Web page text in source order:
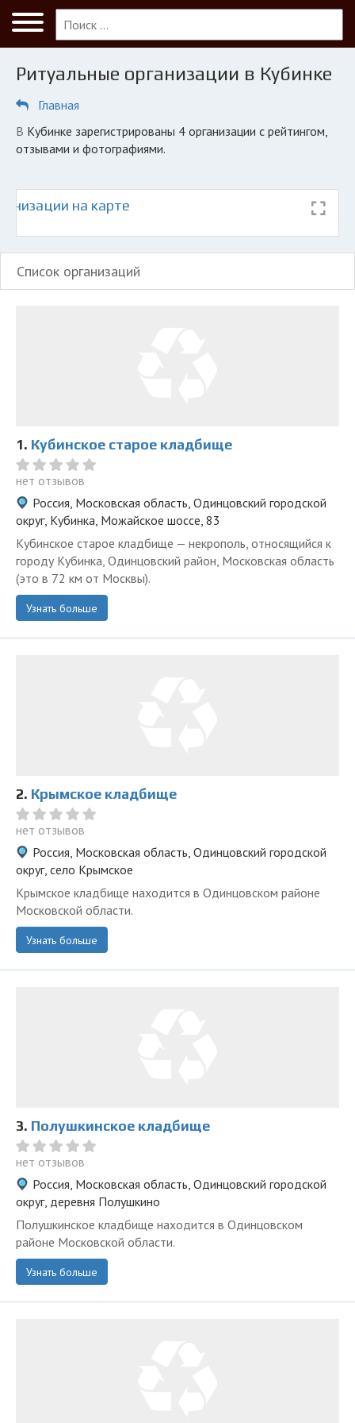
Меню
Главная
Кубинка
ПОЛЬЗОВАТЕЛЯМ
Кладбища
Личный кабинет
Ритуальные организации в Кубинке
Главная
в Кубинке зарегистрированы 4 организации с рейтингом,
отзывами и фотографиями.
на карте
Список организаций
1. Кубинское старое кладбище
нет отзывов
Россия, Московская область, Одинцовский городской
округ, Кубинка, Можайское шоссе, 83
Кубинское старое кладбище — некрополь, относящийся к
городу Кубинка, Одинцовский район, Московская область
(это в 72 км от Москвы).
Узнать больше
2. Крымское кладбище
нет отзывов
Россия, Московская область, Одинцовский городской
округ, село Крымское
Крымское кладбище находится в Одинцовском районе
Московской области.
Узнать больше
3. Полушкинское кладбище
нет отзывов
Россия, Московская область, Одинцовский городской
округ, деревня Полушкино
Полушкинское кладбище находится в Одинцовском
районе Московской области.
Узнать больше